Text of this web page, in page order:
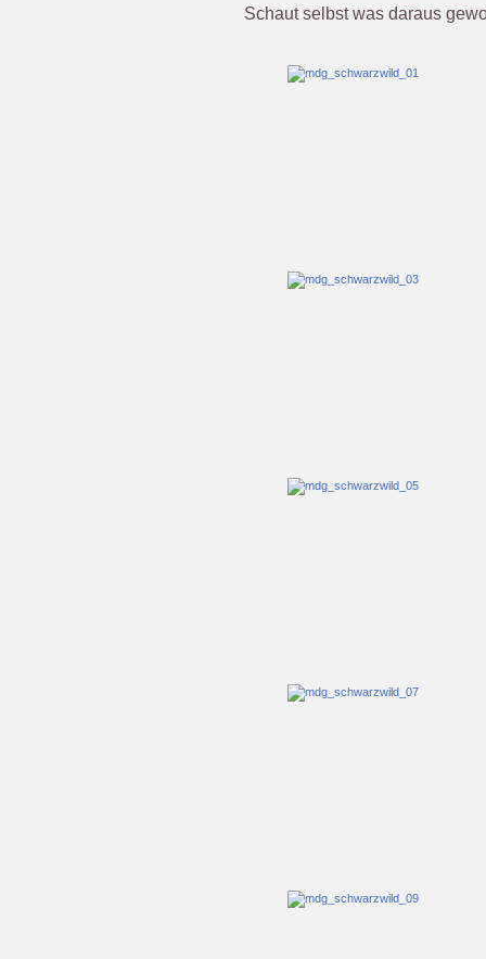
Schaut selbst was daraus